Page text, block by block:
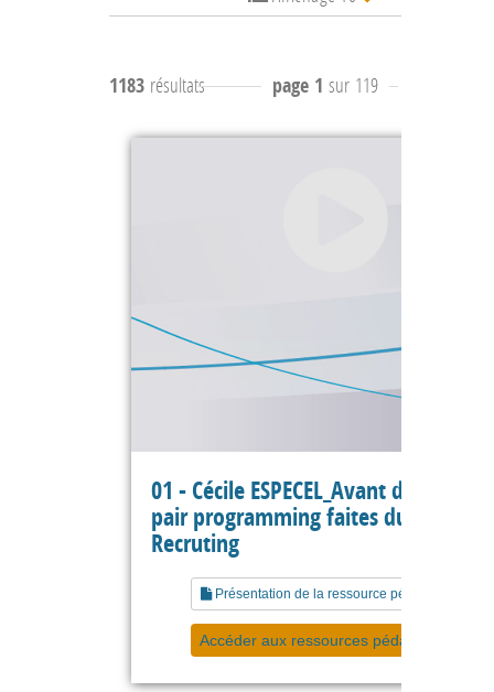
1183 résultats page 1 sur 119
01 - Cécile ESPECEL_Avant de faire du
pair programming faites du pair
Recruting
Présentation de la ressource pédagogique
Accéder aux ressources pédagogiques